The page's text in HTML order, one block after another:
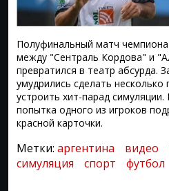
Полуфинальный матч
между "Сентраль Кордова" и
превратился в театр абсурда.
умудрились сделать несколько
устроить хит-парад
попытка одного из игроков
красной карточки.
Метки: аргентина видео
симуляция
спорт футбол